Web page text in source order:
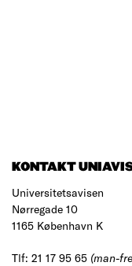
KONTAKT
Universitetsavisen
Nørregade 10
1165 København K
Tlf: 21 17 95 65 (man-